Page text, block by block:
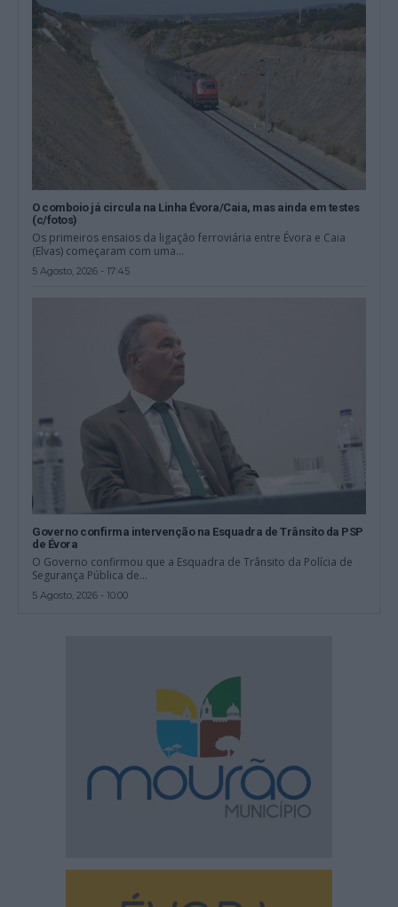
O comboio já circula na Linha Évora/Caia, mas ainda em testes
(c/fotos)
Os primeiros ensaios da ligação ferroviária entre Évora e Caia
(Elvas) começaram com uma...
5 Agosto, 2026 - 17:45
Governo confirma intervenção na Esquadra de Trânsito da PSP
de Évora
O Governo confirmou que a Esquadra de Trânsito da Polícia de
Segurança Pública de...
5 Agosto, 2026 - 10:00